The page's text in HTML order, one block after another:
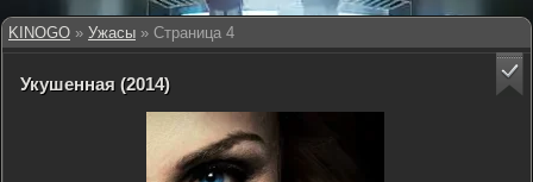
KINOGO » Ужасы » Страница 4
Укушенная (2014)